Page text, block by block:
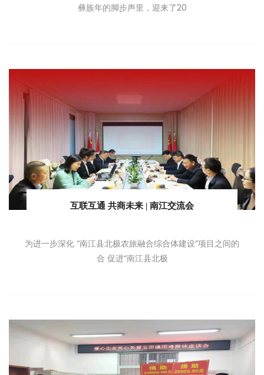
彝族年的脚步声里，迎来了20
互联互通 共商未来 | 南江交流会
为进一步深化 “南江县北极农旅融合综合体建设”项目之间的
合 促进“南江县北极